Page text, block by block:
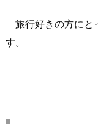
旅行好きの方にと
す。